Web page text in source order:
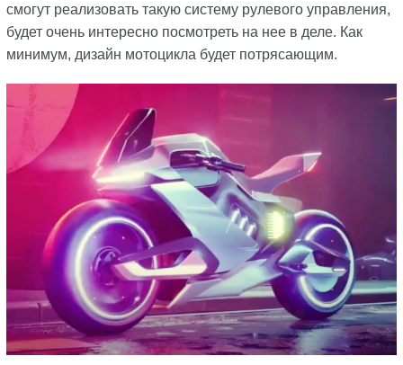
смогут реализовать такую систему рулевого управления,
будет очень интересно посмотреть на нее в деле. Как
минимум, дизайн мотоцикла будет потрясающим.